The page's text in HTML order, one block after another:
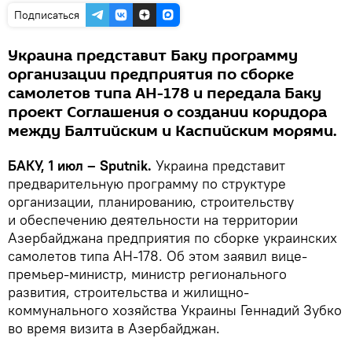
Подписаться
Украина представит Баку программу
организации предприятия по сборке
самолетов типа АН-178 и передала Баку
проект Соглашения о создании коридора
между Балтийским и Каспийским морями.
БАКУ, 1 июл – Sputnik. Украина представит
предварительную программу по структуре
организации, планированию, строительству
и обеспечению деятельности на территории
Азербайджана предприятия по сборке украинских
самолетов типа АН-178. Об этом заявил вице-
премьер-министр, министр регионального
развития, строительства и жилищно-
коммунального хозяйства Украины Геннадий Зубко
во время визита в Азербайджан.